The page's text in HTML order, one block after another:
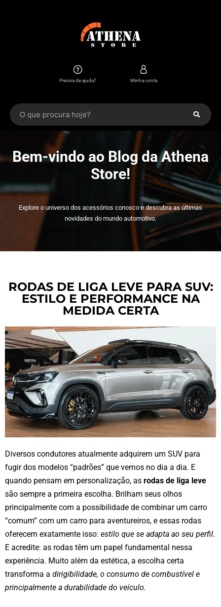
Precisa de ajuda? Minha conta
Bem-vindo ao Blog da Athena
Store!
Explore o universo dos acessórios conosco e descubra as últimas
novidades do mundo automotivo.
RODAS DE LIGA LEVE PARA SUV:
ESTILO E PERFORMANCE NA
MEDIDA CERTA
Diversos condutores atualmente adquirem um SUV para
fugir dos modelos “padrões” que vemos no dia a dia. E
quando pensam em personalização, as rodas de liga leve
são sempre a primeira escolha. Brilham seus olhos
principalmente com a possibilidade de combinar um carro
“comum” com um carro para aventureiros, e essas rodas
oferecem exatamente isso: estilo que se adapta ao seu perfil.
E acredite: as rodas têm um papel fundamental nessa
experiência. Muito além da estética, a escolha certa
transforma a dirigibilidade, o consumo de combustível e
principalmente a durabilidade do veículo.